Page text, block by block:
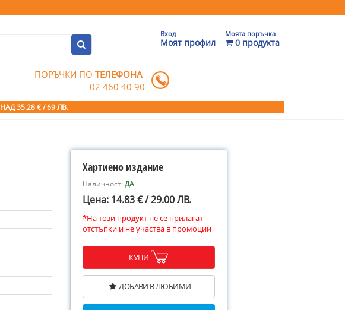
Вход
Моят профил
Моята поръчка
0 продукта
ПОРЪЧКИ ПОТЕЛЕФОНА
02 460 40 90
НАД 35.28 € / 69 ЛВ.
Хартиено издание
Наличност:ДА
Цена: 14.83 € / 29.00 ЛВ.
*На този продукт не се прилагат
отстъпки и не участва в промоции
КУПИ
ДОБАВИ В ЛЮБИМИ